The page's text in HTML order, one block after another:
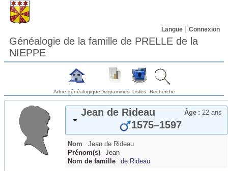
Langue Connexion
Généalogie de la famille de PRELLE de la
NIEPPE
Arbre généalogiqueDiagrammes Listes Recherche
Jean de Rideau Âge : 22 ans
1575–1597
Nom Jean de Rideau
Prénom(s)
Jean
Nom de famille
de Rideau